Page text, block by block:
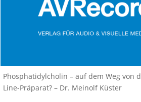
Phosphatidylcholin – auf dem Weg von
Line-Präparat? – Dr. Meinolf Küster